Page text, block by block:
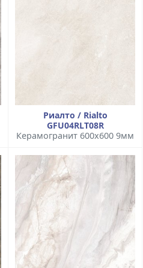
Риалто / Rialto
GFU04RLT08R
Керамогранит 600x600 9мм